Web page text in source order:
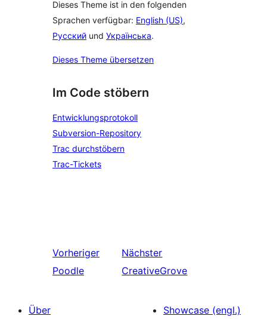
Dieses Theme ist in den folgenden
Sprachen verfügbar: English (US),
Русский und Українська.
Dieses Theme übersetzen
Im Code stöbern
Entwicklungsprotokoll
Subversion-Repository
Trac durchstöbern
Trac-Tickets
Vorheriger
Poodle
Nächster
CreativeGrove
Über
Showcase (engl.)